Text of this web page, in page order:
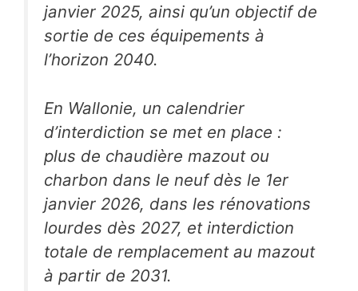
janvier 2025, ainsi qu’un objectif de
sortie de ces équipements à
l’horizon 2040.
En Wallonie, un calendrier
d’interdiction se met en place :
plus de chaudière mazout ou
charbon dans le neuf dès le 1er
janvier 2026, dans les rénovations
lourdes dès 2027, et interdiction
totale de remplacement au mazout
à partir de 2031.